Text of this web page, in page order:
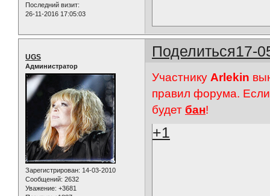
Последний визит:
26-11-2016 17:05:03
Поделиться17-
UGS
Администратор
Зарегистрирован: 14-03-2010
Сообщений: 2632
Уважение: +3681
УчастникуArlekin
правил форума.
будетбан!
+1